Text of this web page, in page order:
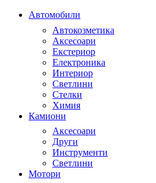
Автомобили
Автокозметика
Аксесоари
Екстериор
Електроника
Интериор
Светлини
Стелки
Химия
Камиони
Аксесоари
Други
Инструменти
Светлини
Мотори